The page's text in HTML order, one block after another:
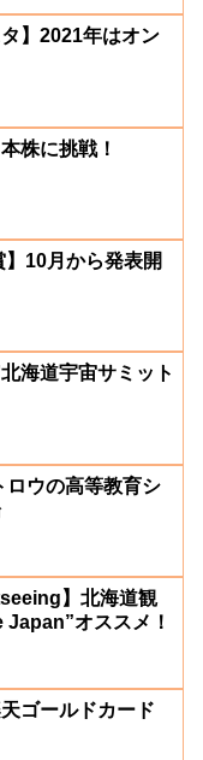
タ】2021年はオン
株に挑戦！
】10月から発表開
海道宇宙サミット
ロウの高等教育シ
】北海道観
オススメ！
天ゴールドカード